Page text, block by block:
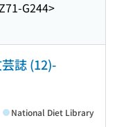
G244>
誌 (12)-
National Diet Library